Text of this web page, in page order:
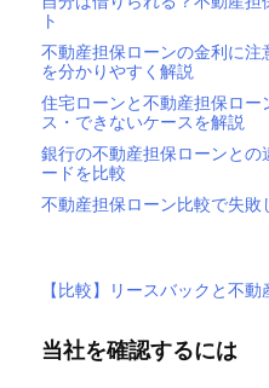
ト
不動産担保ローンの金利に
を分かりやすく解説
住宅ローンと不動産担保ロ
ス・できないケースを解説
銀行の不動産担保ローンと
ードを比較
不動産担保ローン比較で失
【比較】リースバックと不
当社を確認するには